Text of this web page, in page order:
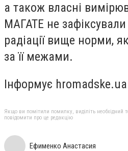
а також власні
МАГАТЕ не
радіації вище норми,
за її межами.
Інформує hromadske.ua
Якщо ви помітили помилку, виділіть необхідний
повідомити про це редакцію
Ефименко Анастасия